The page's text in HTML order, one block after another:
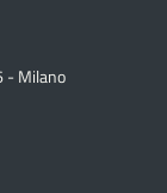
- Milano